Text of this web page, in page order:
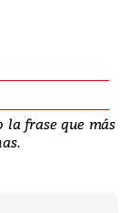
la frase que más